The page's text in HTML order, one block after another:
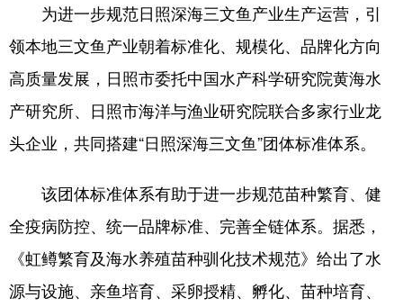
悦读 公益 书画 一带一路
亚太网 上市公司 投教基地
地方频道
政事 文旅 社会民生 山东产经
文娱 融媒秀 地市 科教
健康 微视齐鲁
为进一步规范日照深海三文鱼产业生产运营，引
领本地三文鱼产业朝着标准化、规模化、品牌化方向
高质量发展，日照市委托中国水产科学研究院黄海水
产研究所、日照市海洋与渔业研究院联合多家行业龙
头企业，共同搭建“日照深海三文鱼”团体标准体系。
该团体标准体系有助于进一步规范苗种繁育、健
全疫病防控、统一品牌标准、完善全链体系。据悉，
《虹鳟繁育及海水养殖苗种驯化技术规范》给出了水
源与设施、亲鱼培育、采卵授精、孵化、苗种培育、